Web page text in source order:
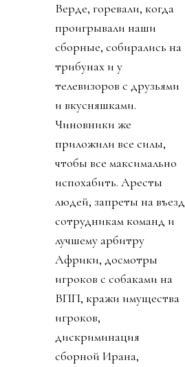
Верде, горевали, когда
проигрывали наши
сборные, собирались на
трибунах и у
телевизоров с друзьями
и вкусняшками.
Чиновники же
приложили все силы,
чтобы все максимально
испохабить. Аресты
людей, запреты на въезд
сотрудникам команд и
лучшему арбитру
Африки, досмотры
игроков с собаками на
ВПП, кражи имущества
игроков,
дискриминация
сборной Ирана,